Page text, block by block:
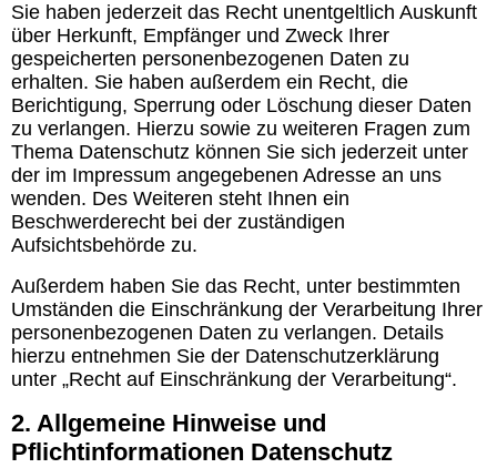
Sie haben jederzeit das Recht unentgeltlich Auskunft
über Herkunft, Empfänger und Zweck Ihrer
gespeicherten personenbezogenen Daten zu
erhalten. Sie haben außerdem ein Recht, die
Berichtigung, Sperrung oder Löschung dieser Daten
zu verlangen. Hierzu sowie zu weiteren Fragen zum
Thema Datenschutz können Sie sich jederzeit unter
der im Impressum angegebenen Adresse an uns
wenden. Des Weiteren steht Ihnen ein
Beschwerderecht bei der zuständigen
Aufsichtsbehörde zu.
Außerdem haben Sie das Recht, unter bestimmten
Umständen die Einschränkung der Verarbeitung Ihrer
personenbezogenen Daten zu verlangen. Details
hierzu entnehmen Sie der Datenschutzerklärung
unter „Recht auf Einschränkung der Verarbeitung“.
2. Allgemeine Hinweise und
Pflichtinformationen Datenschutz